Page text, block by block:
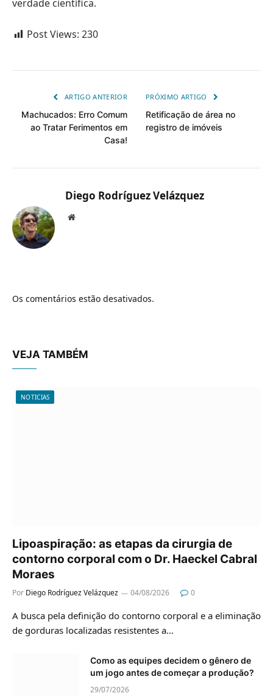
verdade científica.
Post Views: 230
ARTIGO ANTERIOR
Machucados: Erro Comum
ao Tratar Ferimentos em
Casa!
PRÓXIMO ARTIGO
Retificação de área no
registro de imóveis
Diego Rodríguez Velázquez
Website
Os comentários estão desativados.
VEJA TAMBÉM
NOTICIAS
Lipoaspiração: as etapas da cirurgia de
contorno corporal com o Dr. Haeckel Cabral
Moraes
Por Diego Rodríguez Velázquez 04/08/2026 0
A busca pela definição do contorno corporal e a eliminação
de gorduras localizadas resistentes a…
Como as equipes decidem o gênero de
um jogo antes de começar a produção?
29/07/2026